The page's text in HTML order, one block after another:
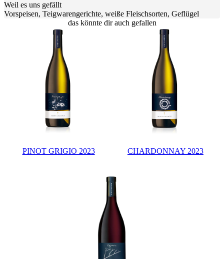
Weil es uns gefällt
Vorspeisen, Teigwarengerichte, weiße Fleischsorten, Geflügel
das könnte dir auch gefallen
PINOT GRIGIO 2023 CHARDONNAY 2023